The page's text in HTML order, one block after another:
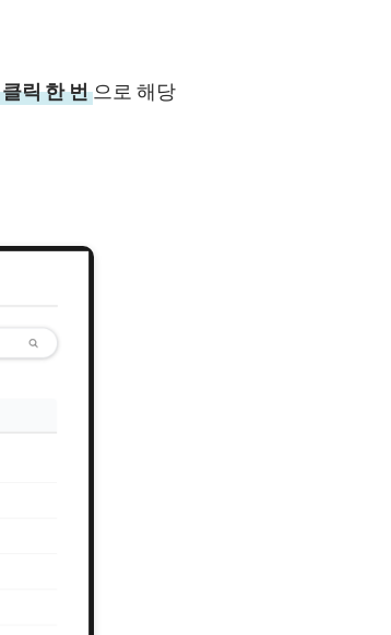
클릭 한 번으로 해당